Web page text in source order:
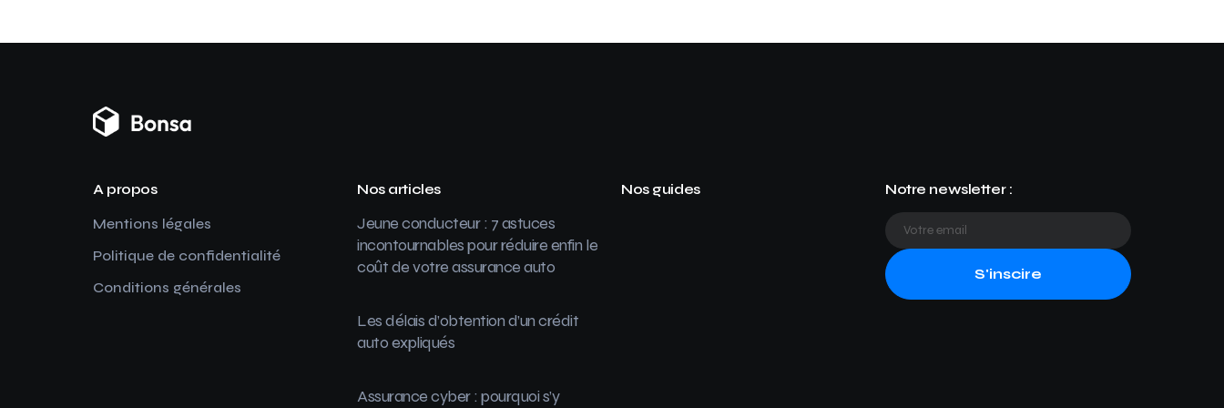
A propos
Mentions légales
Politique de confidentialité
Conditions générales
Nos articles
Jeune conducteur : 7 astuces
incontournables pour réduire enfin le
coût de votre assurance auto
Les délais d’obtention d’un crédit
auto expliqués
Assurance cyber : pourquoi s’y
Nos guides Notre newsletter :
S'inscire